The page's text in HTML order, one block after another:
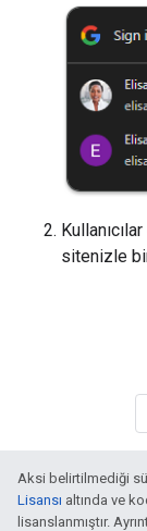
sitenizle
Aksi belirtilmediği
Lisansı altında ve
lisanslanmıştır.